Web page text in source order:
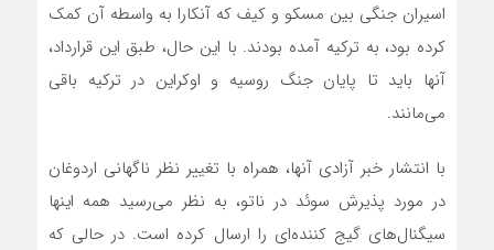
اسیران جنگی بین مسکو و کیف که آنکارا به واسطه آن کمک
کرده بود، به ترکیه آمده بودند. با این حال، طبق این قرارداد،
آنها باید تا پایان جنگ روسیه و اوکراین در ترکیه باقی
می‌مانند.
با انتشار خبر آزادی آنها، همراه با تغییر نظر ناگهانی اردوغان
در مورد پذیرش سوئد در ناتو، به نظر‌‌‌ می‌رسید همه اینها
سیگنال‌های گیج کننده‌ای را ارسال کرده است. در حالی که